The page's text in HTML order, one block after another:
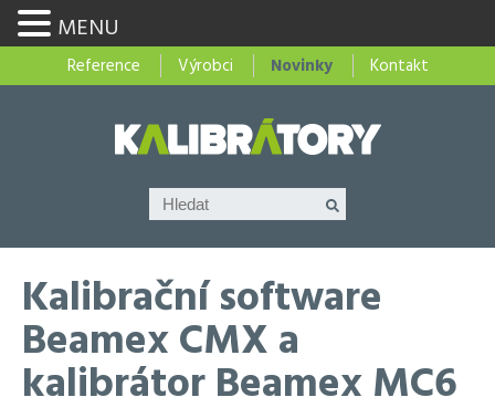
Reference Výrobci Novinky Kontakt
Kalibrační software
Beamex CMX a
kalibrátor Beamex MC6
MENU